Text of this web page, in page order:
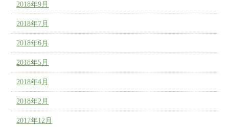
2018年9月
2018年7月
2018年6月
2018年5月
2018年4月
2018年2月
2017年12月